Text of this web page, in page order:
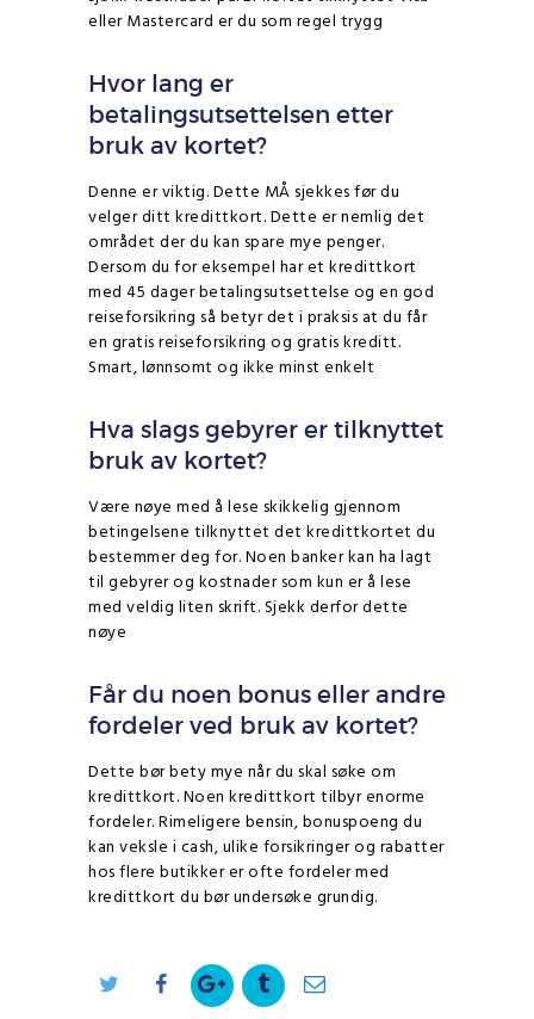
eller Mastercard er du som regel trygg
Hvor lang er
betalingsutsettelsen etter
bruk av kortet?
Denne er viktig. Dette MÅ sjekkes før du
velger ditt kredittkort. Dette er nemlig det
området der du kan spare mye penger.
Dersom du for eksempel har et kredittkort
med 45 dager betalingsutsettelse og en god
reiseforsikring så betyr det i praksis at du får
en gratis reiseforsikring og gratis kreditt.
Smart, lønnsomt og ikke minst enkelt
Hva slags gebyrer er tilknyttet
bruk av kortet?
Være nøye med å lese skikkelig gjennom
betingelsene tilknyttet det kredittkortet du
bestemmer deg for. Noen banker kan ha lagt
til gebyrer og kostnader som kun er å lese
med veldig liten skrift. Sjekk derfor dette
nøye
Får du noen bonus eller andre
fordeler ved bruk av kortet?
Dette bør bety mye når du skal søke om
kredittkort. Noen kredittkort tilbyr enorme
fordeler. Rimeligere bensin, bonuspoeng du
kan veksle i cash, ulike forsikringer og rabatter
hos flere butikker er ofte fordeler med
kredittkort du bør undersøke grundig.